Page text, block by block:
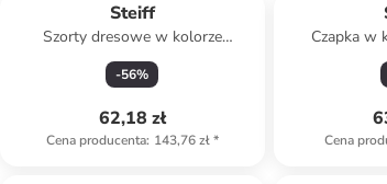
Steiff
Szorty dresowe w kolorze
granatowym
-56%
62,18 zł
Cena producenta: 143,76 zł*
Czapka w
Cena